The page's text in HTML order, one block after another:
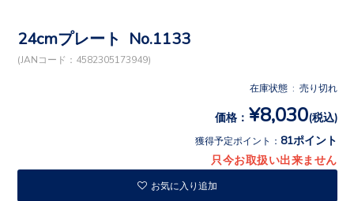
24cmプレート No.1133
(JANコード：4582305173949)
在庫状態 : 売り切れ
価格： ¥8,030(税込)
獲得予定ポイント： 81ポイント
只今お取扱い出来ません
お気に入り追加